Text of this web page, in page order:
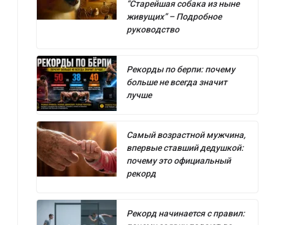
“Старейшая собака из ныне
живущих” – Подробное
руководство
Рекорды по берпи: почему
больше не всегда значит
лучше
Самый возрастной мужчина,
впервые ставший дедушкой:
почему это официальный
рекорд
Рекорд начинается с правил: